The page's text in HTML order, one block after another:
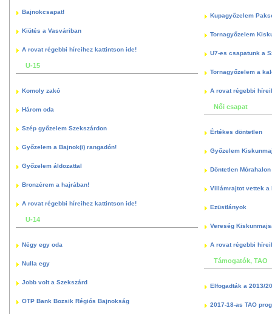
Bajnokcsapat!
Kiütés a Vasváriban
A rovat régebbi híreihez kattintson ide!
U-15
Komoly zakó
Három oda
Szép győzelem Szekszárdon
Győzelem a Bajnok(i) rangadón!
Győzelem áldozattal
Bronzérem a hajrában!
A rovat régebbi híreihez kattintson ide!
U-14
Négy egy oda
Nulla egy
Jobb volt a Szekszárd
OTP Bank Bozsik Régiós Bajnokság
Kupagyőzelem
Tornagyőzelem
U7-es csapatunk a
Tornagyőzelem a
A rovat régebbi
Női csapat
Értékes döntetlen
Győzelem
Döntetlen
Villámrajtot vettek a
Ezüstlányok
Vereség
A rovat régebbi
Támogatók, TAO
Elfogadták a 2013/
2017-18-as TAO